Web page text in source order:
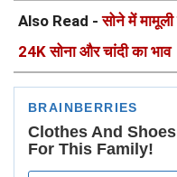
Also Read -सोने में
24K सोना और चांदी का भाव